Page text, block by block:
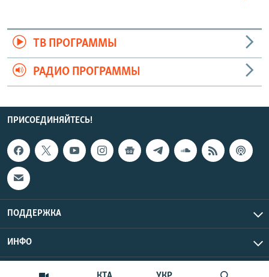
ТВ ПРОГРАММЫ
РАДИО ПРОГРАММЫ
ПРИСОЕДИНЯЙТЕСЬ!
ПОДДЕРЖКА
ИНФО
Copyright Крым.Реалии, 2026 | Все права защищены.
UTC+3